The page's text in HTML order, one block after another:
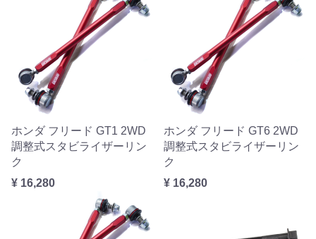
ホンダ フリード GT1 2WD
調整式スタビライザーリン
ク
¥ 16,280
ホンダ フリード GT6 2WD
調整式スタビライザーリン
ク
¥ 16,280